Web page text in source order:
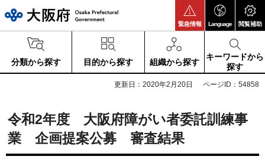
緊急情報 Language 閲覧補助
分類から探す 目的から探す 組織から探す
キーワードから
探す
更新日：2020年2月20日 ページID：54858
令和2年度 大阪府障がい者委託訓練事
業 企画提案公募 審査結果